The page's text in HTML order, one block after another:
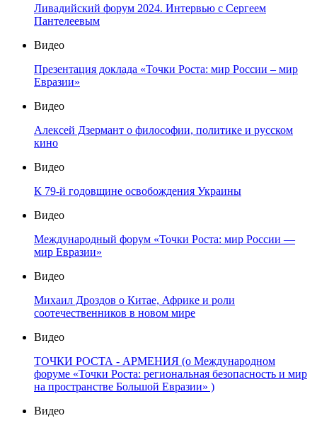
Ливадийский форум 2024. Интервью с Сергеем
Пантелеевым
Видео
Презентация доклада «Точки Роста: мир России – мир
Евразии»
Видео
Алексей Дзермант о философии, политике и русском
кино
Видео
К 79-й годовщине освобождения Украины
Видео
Международный форум «Точки Роста: мир России —
мир Евразии»
Видео
Михаил Дроздов о Китае, Африке и роли
соотечественников в новом мире
Видео
ТОЧКИ РОСТА - АРМЕНИЯ (о Международном
форуме «Точки Роста: региональная безопасность и мир
на пространстве Большой Евразии» )
Видео